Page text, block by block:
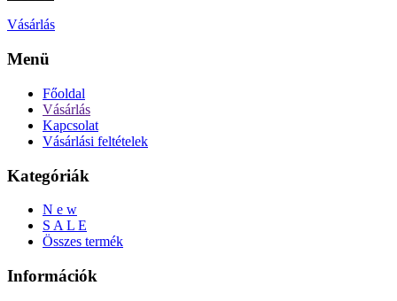
Vásárlás
Menü
Főoldal
Vásárlás
Kapcsolat
Vásárlási feltételek
Kategóriák
N e w
S A L E
Összes termék
Információk